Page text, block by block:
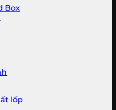
Box
lốp